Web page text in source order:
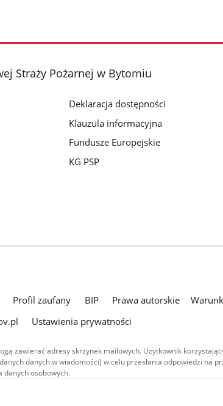
Straży Pożarnej w Bytomiu
Deklaracja dostępności
Klauzula informacyjna
Fundusze Europejskie
KG PSP
Profil zaufany BIP Prawa autorskie
Ustawienia prywatności
zawierać adresy skrzynek mailowych. Użytkownik
danych w wiadomości) w celu przesłania odpowiedzi na
danych osobowych.
serwisie (z wyłączeniem treści audiowizualnych), są